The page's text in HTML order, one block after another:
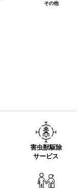
その他
害虫獣駆除
サービス